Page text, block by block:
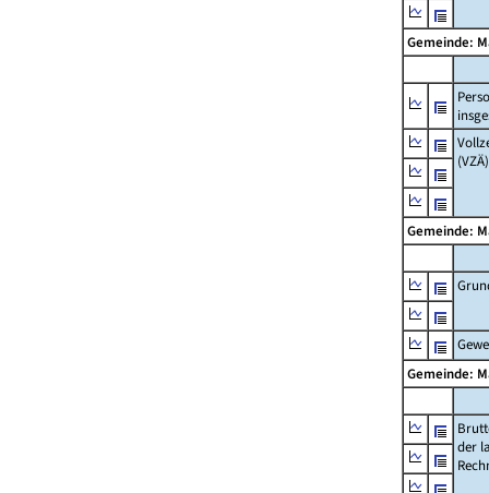
Gemeinde:
(VZÄ)
Gemeinde:
Gemeinde:
der